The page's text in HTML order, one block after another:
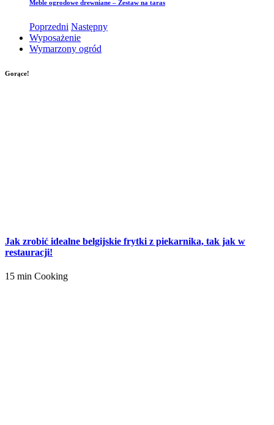
Meble ogrodowe drewniane – Zestaw na taras
Poprzedni Następny
Wyposażenie
Wymarzony ogród
Gorące!
Jak zrobić idealne belgijskie frytki z piekarnika, tak jak w
restauracji!
15 min Cooking